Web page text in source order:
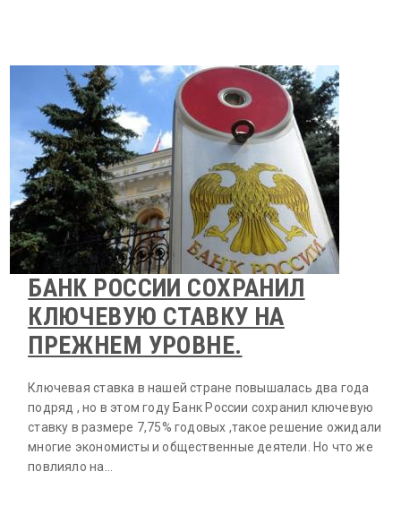
БАНК РОССИИ СОХРАНИЛ
КЛЮЧЕВУЮ СТАВКУ НА
ПРЕЖНЕМ УРОВНЕ.
Ключевая ставка в нашей стране повышалась два года
подряд , но в этом году Банк России сохранил ключевую
ставку в размере 7,75% годовых ,такое решение ожидали
многие экономисты и общественные деятели. Но что же
повлияло на…